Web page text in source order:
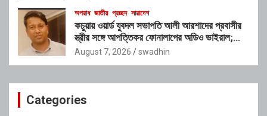
অপরাধ জাতীয় প্রচ্ছদ সারাদেশ
কচুয়ায় ওয়ার্ড যুবদল সভাপতি আলী আরশাদের প্রবাসীর
স্ত্রীর সঙ্গে আপত্তিকর ফোনালাপের অডিও ভাইরাল;
শাস্তির দাবি এলাকাবাসীর
August 7, 2026 swadhin
Categories